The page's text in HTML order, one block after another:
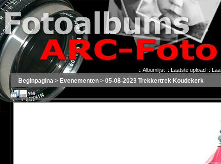
:: Albumlijst:: Laatste upload::
Beginpagina > Evenementen > 05-08-2023 Trekkertrek Koudekerk